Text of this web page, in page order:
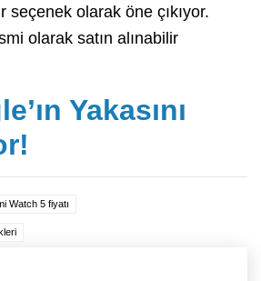
seçenek olarak öne çıkıyor.
olarak satın alınabilir
Yakasını
Watch 5 fiyatı